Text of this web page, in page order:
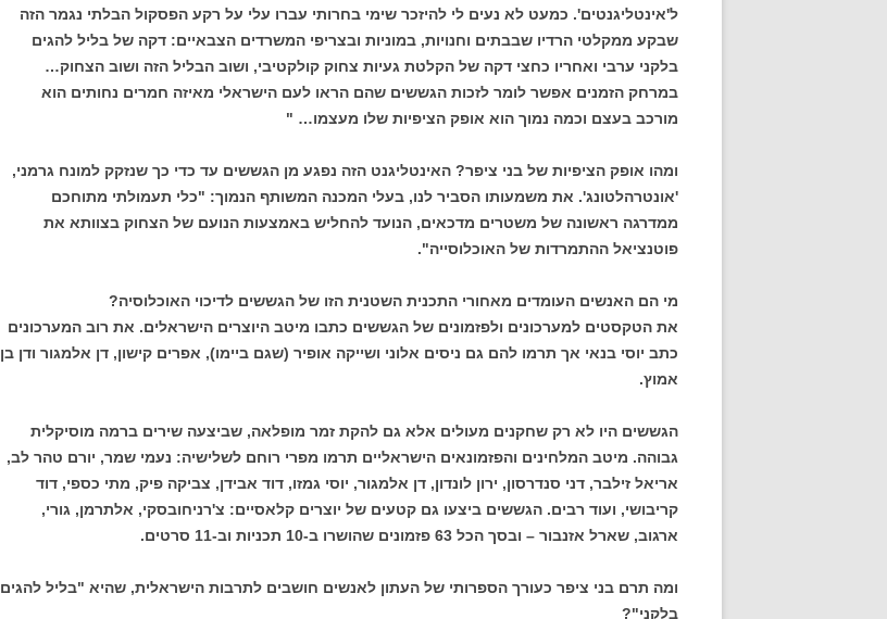
ל'אינטליגנטים'. כמעט לא נעים לי להיזכר שימי בחרותי עברו עלי על רקע הפסקול הבלתי נגמר הזה
שבקע ממקלטי הרדיו שבבתים וחנויות, במוניות ובצריפי המשרדים הצבאיים: דקה של בליל להגים
בלקני ערבי ואחריו כחצי דקה של הקלטת געיות צחוק קולקטיבי, ושוב הבליל הזה ושוב הצחוק…
במרחק הזמנים אפשר לומר לזכות הגששים שהם הראו לעם הישראלי מאיזה חמרים נחותים הוא
מורכב בעצם וכמה נמוך הוא אופק הציפיות שלו מעצמו… "
ומהו אופק הציפיות של בני ציפר? האינטליגנט הזה נפגע מן הגששים עד כדי כך שנזקק למונח גרמני,
'אונטרהלטונג'. את משמעותו הסביר לנו, בעלי המכנה המשותף הנמוך: "כלי תעמולתי מתוחכם
ממדרגה ראשונה של משטרים מדכאים, הנועד להחליש באמצעות הנועם של הצחוק בצוותא את
פוטנציאל ההתמרדות של האוכלוסייה".
מי הם האנשים העומדים מאחורי התכנית השטנית הזו של הגששים לדיכוי האוכלוסיה?
את הטקסטים למערכונים ולפזמונים של הגששים כתבו מיטב היוצרים הישראלים. את רוב המערכונים
כתב יוסי בנאי אך תרמו להם גם ניסים אלוני ושייקה אופיר (שגם ביימו), אפרים קישון, דן אלמגור ודן בן
אמוץ.
הגששים היו לא רק שחקנים מעולים אלא גם להקת זמר מופלאה, שביצעה שירים ברמה מוסיקלית
גבוהה. מיטב המלחינים והפזמונאים הישראליים תרמו מפרי רוחם לשלישיה: נעמי שמר, יורם טהר לב,
אריאל זילבר, דני סנדרסון, ירון לונדון, דן אלמגור, יוסי גמזו, דוד אבידן, צביקה פיק, מתי כספי, דוד
קריבושי, ועוד רבים. הגששים ביצעו גם קטעים של יוצרים קלאסיים: צ'רניחובסקי, אלתרמן, גורי,
ארגוב, שארל אזנבור – ובסך הכל 63 פזמונים שהושרו ב-10 תכניות וב-11 סרטים.
ומה תרם בני ציפר כעורך הספרותי של העתון לאנשים חושבים לתרבות הישראלית, שהיא "בליל להגים
בלקני"?